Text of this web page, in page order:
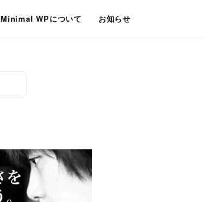
Minimal WPについて お知らせ